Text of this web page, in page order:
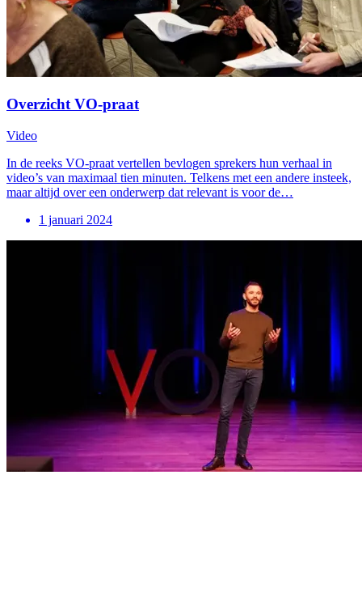
Overzicht VO-praat
Video
In de reeks VO-praat vertellen bevlogen sprekers hun verhaal in
video’s van maximaal tien minuten. Telkens met een andere insteek,
maar altijd over een onderwerp dat relevant is voor de…
1 januari 2024